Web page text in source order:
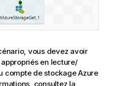
vous devez avoir
en lecture/
compte de stockage Azure
consultez la